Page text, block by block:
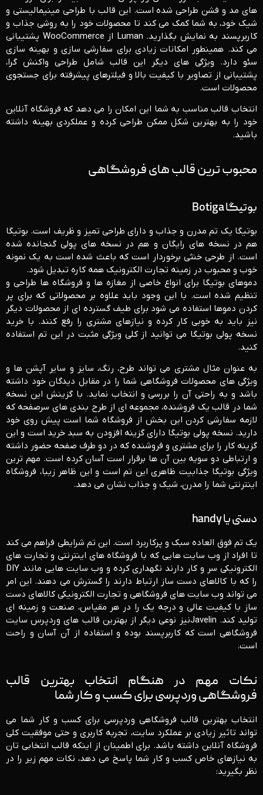
های مد و فشن طراحی شده است. این قالب با طراحی مینیمالیستی و
شیک خود، به شما کمک می ‌کند تا محصولات خود را به روشی جذاب و
کاربرپسند به نمایش بگذارید. Luman از WooCommerce پشتیبانی
می‌ کند. همینطور امکانات زیادی برای سفارشی ‌سازی و بهینه‌ سازی
سئو دارد. ویژگی‌ های دیگر این قالب شامل طراحی واکنش ‌گرا،
پشتیبانی از تصاویر با کیفیت بالا و فیلترهای پیشرفته برای جستجوی
محصولات است.
انتخاب قالب مناسب به شما این امکان را می‌ دهد که فروشگاه آنلاین
خود را به بهترین شکل ممکن طراحی کرده و عملکردی بهینه داشته
باشید.
محبوب ترین قالب های فروشگاهی
بوتیگا Botiga
بوتیگا یک تم مدرن و جذاب و دارای طراحی تمیز و ظریف است. بوتیگا
هم در نسخه های رایگان و هم در نسخه های پولی گنجانده شده
است. از طرحی خنثی برخوردار است که باعث شده است به یک نمونه
خوب و محبوب در زمینه تجارت الکترونیک همه کاره تبدیل شود.
دموهای بوتیگا برای انواع خاصی از مغازه ها و فروشگاه ها طراحی و
تنظیم شده است. با این وجود باید علاوه بر محصولاتی که برای پر
کردن دموها استفاده می شود برای طیف گسترده ای از محصولات دیگر
نیز باید به خوبی کار کرده و نیازهای مشتری را رفع کنند. با خرید
نسخه پولی بوتیگا می توانید از کلی ویژگی مثبت در این تم استفاده
کنید.
به عنوان مثال مشتری می تواند طرح، رنگ، سایز و سایر آپشن ها و
ویژگی های محصولات فروشگاهی شما را در مقابل دیدگان خود داشته
باشد و به راحتی آن را بررسی و انتخاب نماید. با گزینش این نسخه
شما در قالب یک فروشنده، مجموعه ای از طرح بندی های سرصفحه که
لازمه سفارشی کردن این بخش از فروشگاه شما است پیش روی خود
دارید. نسخه پولی بوتیگا دارای گزینه افزودن به سبد خرید است و این
گزینه کار را برای مشتری و فروشنده که در دو طرف صفحه حضور داشته
و ارتباطی دو سویه بین آن ها برقرار است آسان کرده است. مهم ترین
ویژگی بوتیگا جذابیت ظاهری این تم است و این ظاهر زیبا، فروشگاه
اینترنتی شما را مدرن، شیک و جذاب نشان می دهد.
دستی یا handy
یک تم فوق العاده سبک و پرکاربرد است. این تم شرایطی فراهم می کند
تا افراد از وب سایت هایی که با فروشگاه های اینترنتی و تجارت های
الکترونیکی سر و کار دارند نگهداری کرده و وب سایت هایی مانند DIY
را که با کالاهای دست ساز ارتباط دارند را گسترش می دهند. این امر
می تواند وب سایت های فروشگاهی و تجارت الکترونیکی کالاهای دست
ساز با کیفیت عالی و درجه یک را در هر مقیاس، صنعت و زمینه ای
تولید کند. Javelinنیز نوعی دیگر از بهترین قالب های وردپرس سایت
فروشگاهی است که کاربرپسند بوده و استفاده از آن آسان و راحت
است.
نکات مهم در هنگام انتخاب بهترین قالب
فروشگاهی وردپرسی برای کسب و کار شما
انتخاب بهترین قالب فروشگاهی وردپرسی برای کسب ‌و کار شما می
‌تواند تاثیر زیادی بر عملکرد سایت، تجربه کاربری و حتی موفقیت کلی
فروشگاه آنلاین داشته باشد. برای اطمینان از اینکه قالب انتخابی ‌تان
به نیازهای خاص کسب ‌و کار شما پاسخ می‌ دهد، نکات مهم زیر را در
نظر بگیرید: